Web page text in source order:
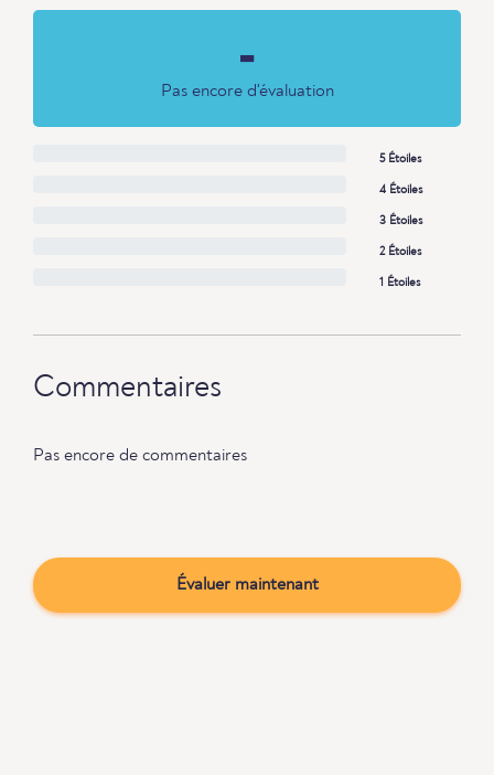
-
Pas encore d'évaluation
5 Étoiles
4 Étoiles
3 Étoiles
2 Étoiles
1 Étoiles
Commentaires
Pas encore de commentaires
Évaluer maintenant